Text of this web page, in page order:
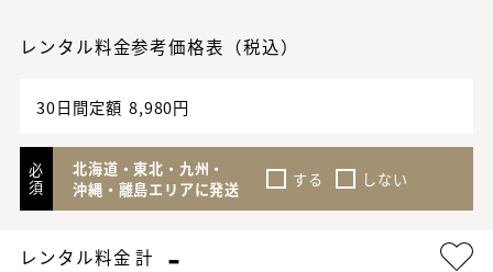
レンタル料金参考価格表（税込）
30日間定額 8,980円
必
須
北海道・東北・九州・
沖縄・離島エリアに発送
する しない
レンタル料金 計 -